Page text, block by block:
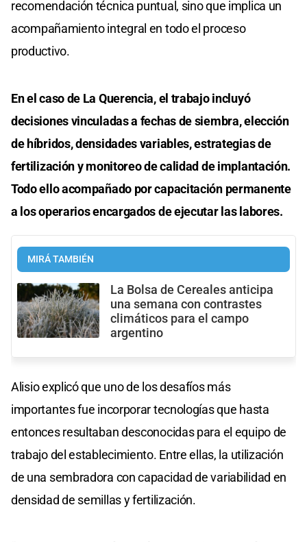
recomendación técnica puntual, sino que implica un
acompañamiento integral en todo el proceso
productivo.
En el caso de La Querencia, el trabajo incluyó
decisiones vinculadas a fechas de siembra, elección
de híbridos, densidades variables, estrategias de
fertilización y monitoreo de calidad de implantación.
Todo ello acompañado por capacitación permanente
a los operarios encargados de ejecutar las labores.
MIRÁ TAMBIÉN
La Bolsa de Cereales anticipa
una semana con contrastes
climáticos para el campo
argentino
Alisio explicó que uno de los desafíos más
importantes fue incorporar tecnologías que hasta
entonces resultaban desconocidas para el equipo de
trabajo del establecimiento. Entre ellas, la utilización
de una sembradora con capacidad de variabilidad en
densidad de semillas y fertilización.